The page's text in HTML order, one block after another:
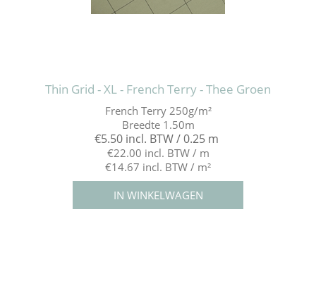
Thin Grid - XL - French Terry - Thee Groen
French Terry 250g/m²
Breedte 1.50m
€5.50 incl. BTW / 0.25 m
€22.00 incl. BTW / m
€14.67 incl. BTW / m²